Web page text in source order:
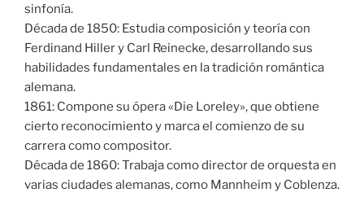
sinfonía.
Década de 1850: Estudia composición y teoría con
Ferdinand Hiller y Carl Reinecke, desarrollando sus
habilidades fundamentales en la tradición romántica
alemana.
1861: Compone su ópera «Die Loreley», que obtiene
cierto reconocimiento y marca el comienzo de su
carrera como compositor.
Década de 1860: Trabaja como director de orquesta en
varias ciudades alemanas, como Mannheim y Coblenza.